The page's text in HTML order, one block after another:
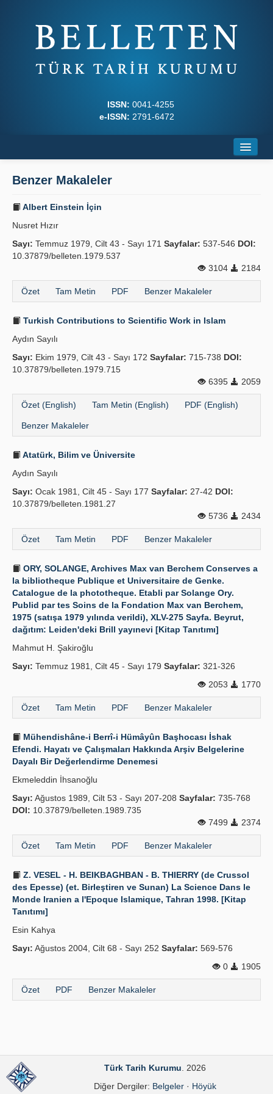
ISSN: 0041-4255
e-ISSN: 2791-6472
Yazım Kuralları
Yayın Politikaları
İletişim
Benzer Makaleler
Albert Einstein İçin
Nusret Hızır
Sayı: Temmuz 1979, Cilt 43 - Sayı 171 Sayfalar: 537-546 DOI:
10.37879/belleten.1979.537
3104
2184
Özet Tam Metin PDF Benzer Makaleler
Turkish Contributions to Scientific Work in Islam
Aydın Sayılı
Sayı: Ekim 1979, Cilt 43 - Sayı 172 Sayfalar: 715-738 DOI:
10.37879/belleten.1979.715
6395
2059
Özet (English) Tam Metin (English) PDF (English)
Benzer Makaleler
Atatürk, Bilim ve Üniversite
Aydın Sayılı
Sayı: Ocak 1981, Cilt 45 - Sayı 177 Sayfalar: 27-42 DOI:
10.37879/belleten.1981.27
5736
2434
Özet Tam Metin PDF Benzer Makaleler
ORY, SOLANGE, Archives Max van Berchem Conserves a
la bibliotheque Publique et Universitaire de Genke.
Catalogue de la phototheque. Etabli par Solange Ory.
Publid par tes Soins de la Fondation Max van Berchem,
1975 (satışa 1979 yılında verildi), XLV-275 Sayfa. Beyrut,
dağıtım: Leiden'deki Brill yayınevi [Kitap Tanıtımı]
Mahmut H. Şakiroğlu
Sayı: Temmuz 1981, Cilt 45 - Sayı 179 Sayfalar: 321-326
2053
1770
Özet Tam Metin PDF Benzer Makaleler
Mühendishâne-i Berrî-i Hümâyûn Başhocası İshak
Efendi. Hayatı ve Çalışmaları Hakkında Arşiv Belgelerine
Dayalı Bir Değerlendirme Denemesi
Ekmeleddin İhsanoğlu
Sayı: Ağustos 1989, Cilt 53 - Sayı 207-208 Sayfalar: 735-768
DOI: 10.37879/belleten.1989.735
7499
2374
Özet Tam Metin PDF Benzer Makaleler
Z. VESEL - H. BEIKBAGHBAN - B. THIERRY (de Crussol
des Epesse) (et. Birleştiren ve Sunan) La Science Dans le
Monde Iranien a l'Epoque Islamique, Tahran 1998. [Kitap
Tanıtımı]
Esin Kahya
Sayı: Ağustos 2004, Cilt 68 - Sayı 252 Sayfalar: 569-576
0
1905
Özet PDF Benzer Makaleler
Türk Tarih Kurumu . 2026
Diğer Dergiler: Belgeler· Höyük